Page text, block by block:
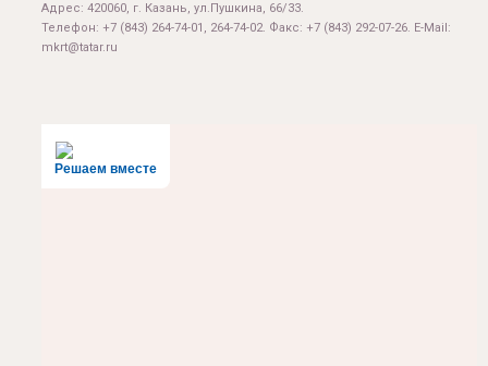
Адрес: 420060, г. Казань, ул.Пушкина, 66/33.
Телефон: +7 (843) 264-74-01, 264-74-02. Факс: +7 (843) 292-07-26. E-Mail:
mkrt@tatar.ru
Решаем вместе